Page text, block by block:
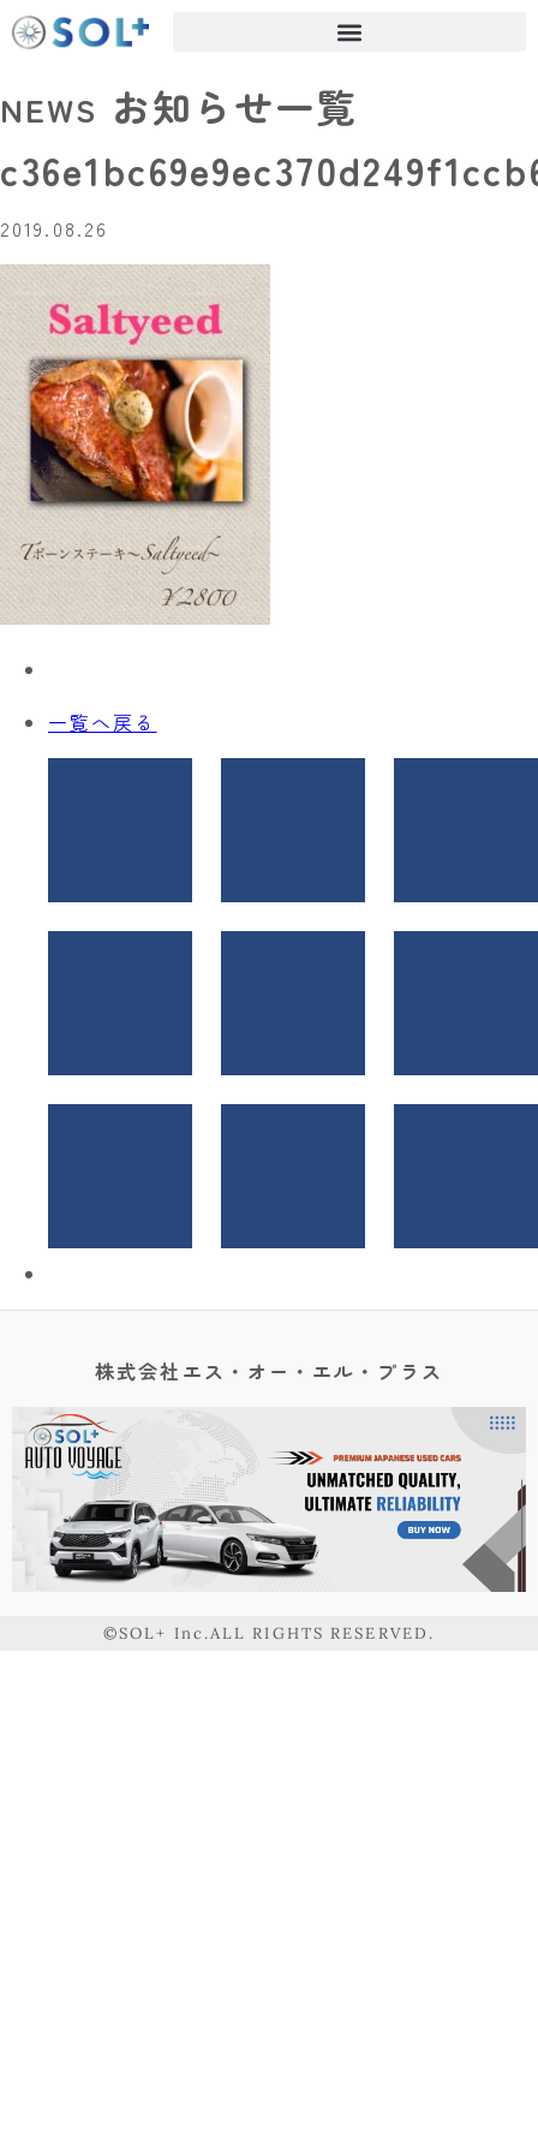
NEWS お知らせ一覧
2019.08.26
一覧へ戻る
株式会社エス・オー・エル・プラス
©SOL+ Inc.ALL RIGHTS RESERVED.